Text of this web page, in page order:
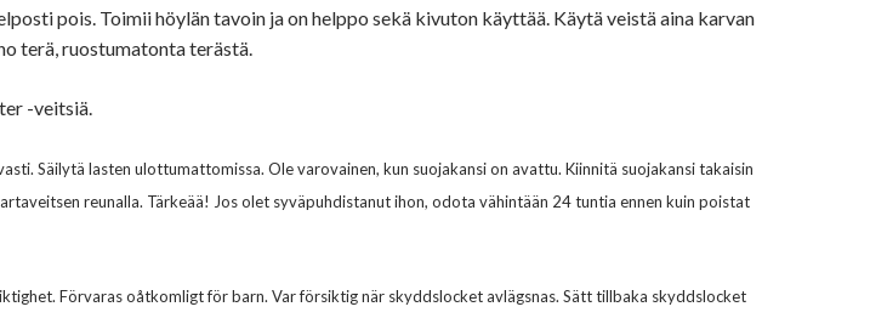
pois. Toimii höylän tavoin ja on helppo sekä kivuton käyttää. Käytä veistä aina karvan
terä, ruostumatonta terästä.
-veitsiä.
Säilytä lasten ulottumattomissa. Ole varovainen, kun suojakansi on avattu. Kiinnitä suojakansi takaisin
reunalla. Tärkeää! Jos olet syväpuhdistanut ihon, odota vähintään 24 tuntia ennen kuin poistat
Förvaras oåtkomligt för barn. Var försiktig när skyddslocket avlägsnas. Sätt tillbaka skyddslocket